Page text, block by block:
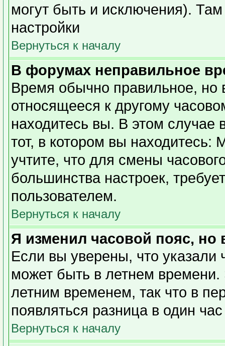
могут быть и исключения).
настройки
Вернуться к началу
В форумах неправильное
Время обычно правильное, но
относящееся к другому
находитесь вы. В этом случае
тот, в котором вы находитесь:
учтите, что для смены
большинства настроек,
пользователем.
Вернуться к началу
Я изменил часовой пояс, но
Если вы уверены, что указали
может быть в летнем
летним временем, так что в
появляться разница в один
Вернуться к началу